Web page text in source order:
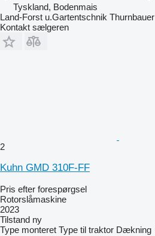
Tyskland, Bodenmais
Land-Forst u.Gartentschnik Thurnbauer
Kontakt sælgeren
2
Kuhn GMD 310F-FF
Pris efter forespørgsel
Rotorslåmaskine
2023
Tilstand ny
Type monteret Type til traktor Dækning